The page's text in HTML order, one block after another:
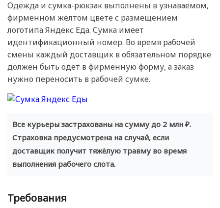
Одежда и сумка-рюкзак выполнены в узнаваемом,
фирменном жёлтом цвете с размещением
логотипа Яндекс Еда. Сумка имеет
идентификационный номер. Во время рабочей
смены каждый доставщик в обязательном порядке
должен быть одет в фирменную форму, а заказ
нужно переносить в рабочей сумке.
Все курьеры застрахованы на сумму до 2 млн ₽.
Страховка предусмотрена на случай, если
доставщик получит тяжёлую травму во время
выполнения рабочего слота.
Требования